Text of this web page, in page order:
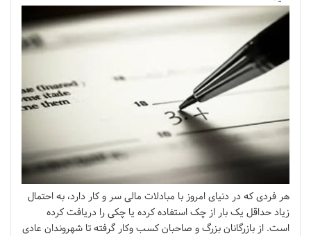
هر فردی که در دنیای امروز با مبادلات مالی سر و کار دارد، به احتمال
زیاد حداقل یک بار از چک استفاده کرده یا چکی را دریافت کرده
است. از بازرگانان بزرگ و صاحبان کسب وکار گرفته تا شهروندان عادی